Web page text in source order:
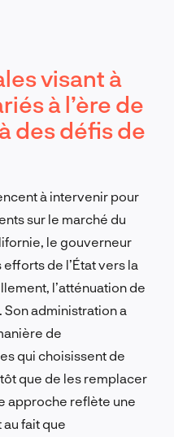
visant à
à l’ère de
des défis de
à intervenir pour
sur le marché du
le gouverneur
de l’État vers la
l’atténuation de
Son administration a
de
qui choisissent de
que de les remplacer
approche reflète une
fait que